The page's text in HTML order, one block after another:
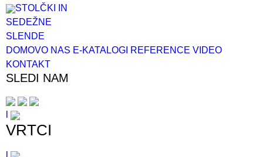
STOLČKI IN
SEDEŽNE
SLEN DE
DOMOVO NAS E-KATALOGI REFERENCE VIDEO
KONTAKT
SLEDI NAM
VRTCI